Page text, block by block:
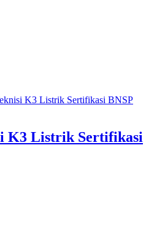
K3 Listrik Sertifikasi